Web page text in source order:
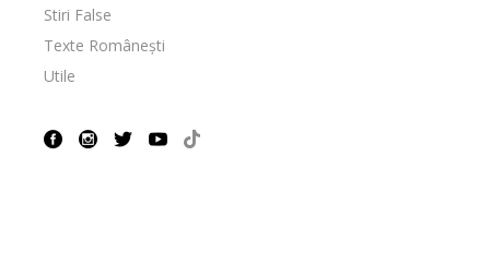
Stiri False
Texte Românești
Utile